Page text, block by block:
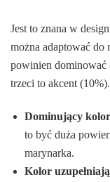
Jest to znana w
można adaptować do
powinien dominować
trzeci to akcent (10%).
Dominujący
to być duża
marynarka.
Kolor